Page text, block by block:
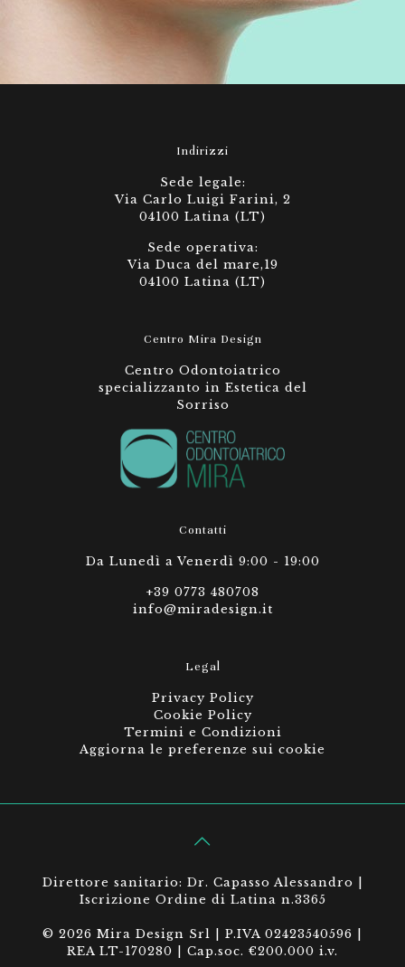
Indirizzi
Sede legale:
Via Carlo Luigi Farini, 2
04100 Latina (LT)
Sede operativa:
Via Duca del mare,19
04100 Latina (LT)
Centro Mira Design
Centro Odontoiatrico
specializzanto in Estetica del
Sorriso
Contatti
Da Lunedì a Venerdì 9:00 - 19:00
+39 0773 480708
info@miradesign.it
Legal
Privacy Policy
Cookie Policy
Termini e Condizioni
Aggiorna le preferenze sui cookie
Direttore sanitario: Dr. Capasso Alessandro |
Iscrizione Ordine di Latina n.3365
© 2026 Mira Design Srl | P.IVA 02423540596 |
REA LT-170280 | Cap.soc. €200.000 i.v.